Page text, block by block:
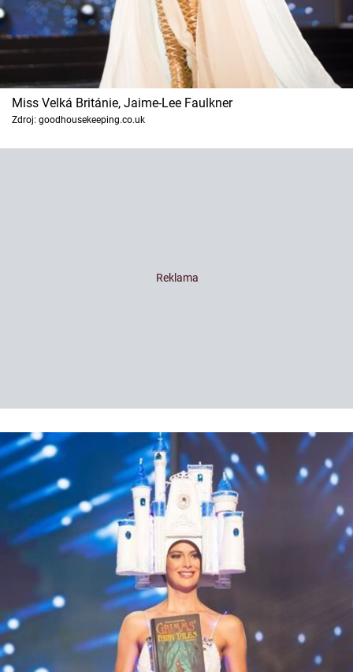
Miss Velká Británie, Jaime-Lee Faulkner
Zdroj: goodhousekeeping.co.uk